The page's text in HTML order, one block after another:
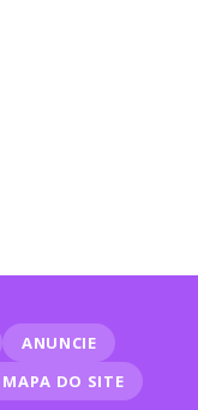
ANUNCIE
MAPA DO SITE